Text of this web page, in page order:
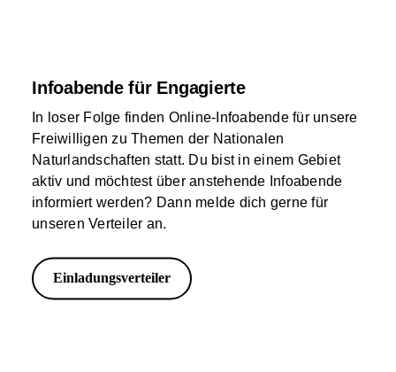
Infoabende für Engagierte
In loser Folge finden Online-Infoabende für unsere
Freiwilligen zu Themen der Nationalen
Naturlandschaften statt. Du bist in einem Gebiet
aktiv und möchtest über anstehende Infoabende
informiert werden? Dann melde dich gerne für
unseren Verteiler an.
Einladungsverteiler